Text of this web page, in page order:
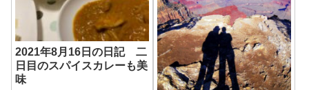
2021年8月16日の日記 二
日目のスパイスカレーも美
味